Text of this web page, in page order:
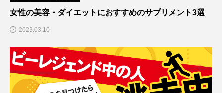
女性の美容・ダイエットにおすすめのサプリメント3選
2023.03.10